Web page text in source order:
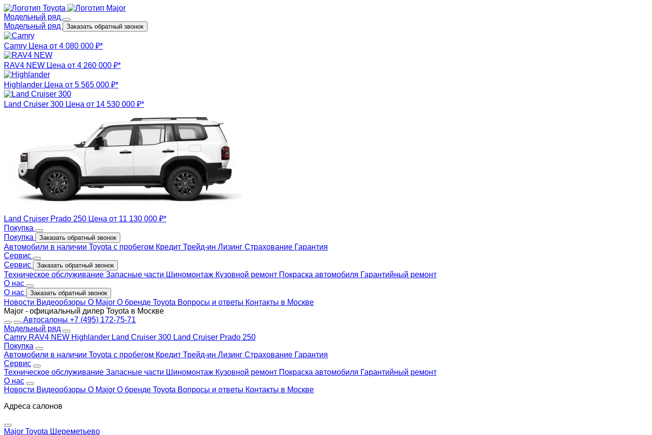
Модельный ряд
Модельный ряд
Заказать обратный звонок
Camry Цена от 4 080 000 ₽*
RAV4 NEW Цена от 4 260 000 ₽*
Highlander Цена от 5 565 000 ₽*
Land Cruiser 300 Цена от 14 530 000 ₽*
Land Cruiser Prado 250 Цена от 11 130 000 ₽*
Покупка
Покупка
Заказать обратный звонок
Автомобили в наличии Toyota с пробегом Кредит Трейд-ин Лизинг Страхование Гарантия
Сервис
Сервис
Заказать обратный звонок
Техническое обслуживание Запасные части Шиномонтаж Кузовной ремонт Покраска автомобиля Гарантийный ремонт
О нас
О нас
Заказать обратный звонок
Новости Видеообзоры О Major О бренде Toyota Вопросы и ответы Контакты в Москве
Major - официальный дилер Toyota в Москве
Автосалоны +7 (495) 172-75-71
Модельный ряд
Camry RAV4 NEW Highlander Land Cruiser 300 Land Cruiser Prado 250
Покупка
Автомобили в наличии Toyota с пробегом Кредит Трейд-ин Лизинг Страхование Гарантия
Сервис
Техническое обслуживание Запасные части Шиномонтаж Кузовной ремонт Покраска автомобиля Гарантийный ремонт
О нас
Новости Видеообзоры О Major О бренде Toyota Вопросы и ответы Контакты в Москве
Адреса салонов
Major Toyota Шереметьево